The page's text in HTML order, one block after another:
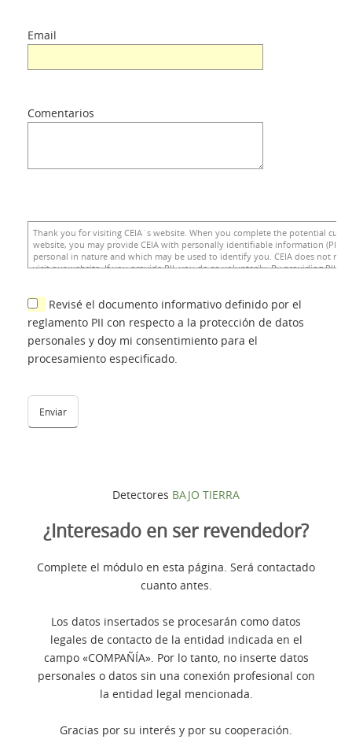
Detectores BAJO TIERRA
¿Interesado en ser revendedor?
Complete el módulo en esta página. Será contactado
cuanto antes.
Los datos insertados se procesarán como datos
legales de contacto de la entidad indicada en el
campo «COMPAÑÍA». Por lo tanto, no inserte datos
personales o datos sin una conexión profesional con
la entidad legal mencionada.
Gracias por su interés y por su cooperación.
Email
Comentarios
Revisé el documento informativo definido por el
reglamento PII con respecto a la protección de datos
personales y doy mi consentimiento para el
procesamiento especificado.